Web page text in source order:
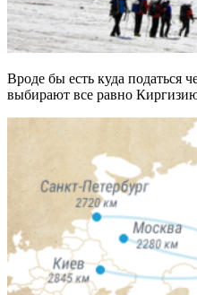
Вроде бы есть куда податься
выбирают все равно